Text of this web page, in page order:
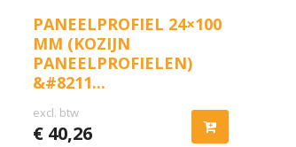
PANEELPROFIEL 24×100
MM (KOZIJN
PANEELPROFIELEN)
&#8211...
excl. btw
€40,26